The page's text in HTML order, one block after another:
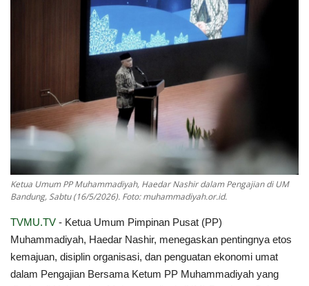
Ketua Umum PP Muhammadiyah, Haedar Nashir dalam Pengajian di UM
Bandung, Sabtu (16/5/2026). Foto: muhammadiyah.or.id.
TVMU.TV - Ketua Umum Pimpinan Pusat (PP)
Muhammadiyah, Haedar Nashir, menegaskan pentingnya etos
kemajuan, disiplin organisasi, dan penguatan ekonomi umat
dalam Pengajian Bersama Ketum PP Muhammadiyah yang